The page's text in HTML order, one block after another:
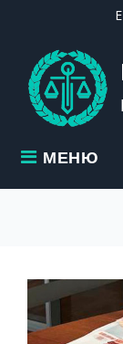
content
МЕНЮ